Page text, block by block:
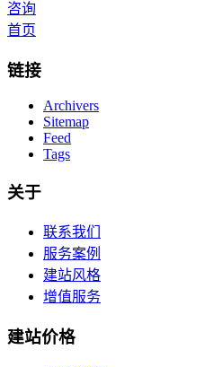
咨询
首页
链接
Archivers
Sitemap
Feed
Tags
关于
联系我们
服务案例
建站风格
增值服务
建站价格